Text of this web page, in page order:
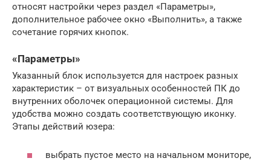
относят настройки через раздел «Параметры»,
дополнительное рабочее окно «Выполнить», а также
сочетание горячих кнопок.
«Параметры»
Указанный блок используется для настроек разных
характеристик – от визуальных особенностей ПК до
внутренних оболочек операционной системы. Для
удобства можно создать соответствующую иконку.
Этапы действий юзера:
выбрать пустое место на начальном мониторе,